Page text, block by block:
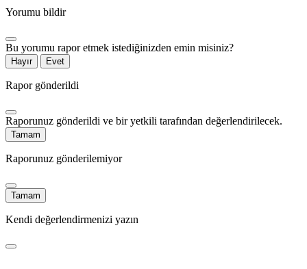
Yorumu bildir
Bu yorumu rapor etmek istediğinizden emin misiniz?
Hayır Evet
Rapor gönderildi
Raporunuz gönderildi ve bir yetkili tarafından değerlendirilecek.
Tamam
Raporunuz gönderilemiyor
Tamam
Kendi değerlendirmenizi yazın